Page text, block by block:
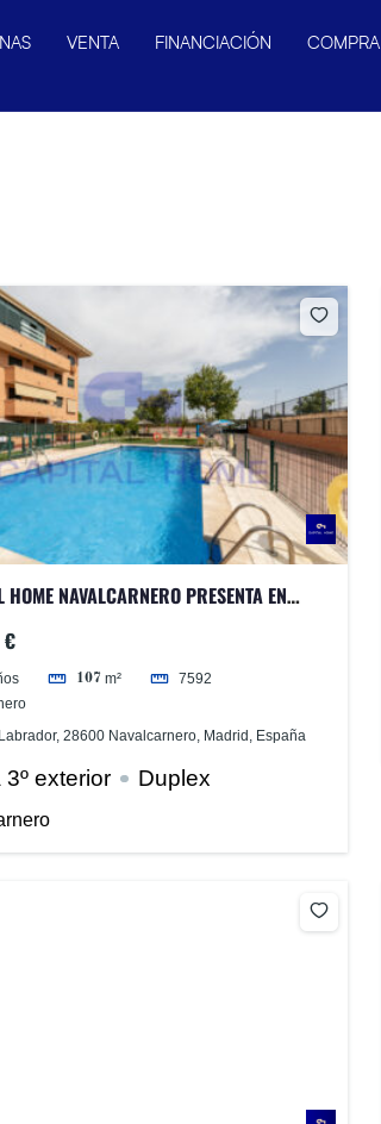
VENTA FINANCIACIÓN COMPRA
HOME NAVALCARNERO PRESENTA EN
€
107 m²
7592
28600 Navalcarnero, Madrid, España
3º exterior Duplex